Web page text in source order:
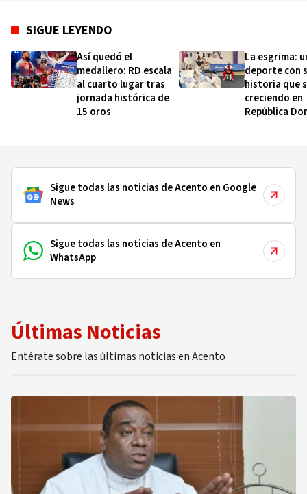
SIGUE LEYENDO
Así quedó el
medallero: RD escala
al cuarto lugar tras
jornada histórica de
15 oros
La esgrima:
deporte con
historia que
creciendo en
República
Sigue todas las noticias de Acento en Google
News
Sigue todas las noticias de Acento en
WhatsApp